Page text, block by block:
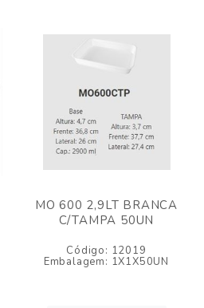
MO 600 2,9LT BRANCA
C/TAMPA 50UN
Código: 12019
Embalagem: 1X1X50UN